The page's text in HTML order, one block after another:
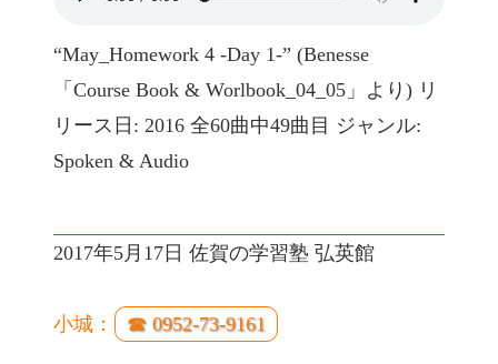
“May_Homework 4 -Day 1-” (Benesse
「Course Book & Worlbook_04_05」より) リ
リース日: 2016 全60曲中49曲目 ジャンル:
Spoken & Audio
2017年5月17日 佐賀の学習塾 弘英館
小城： ☎ 0952-73-9161